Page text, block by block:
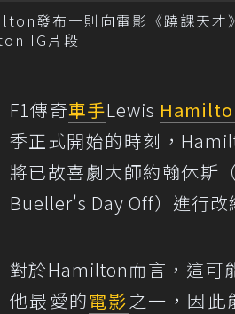
發布一則向電影《蹺課天
IG片段
F1傳奇車手Lewis
季正式開始的時刻，
將已故喜劇大師約翰休斯
Bueller's Day Off）進行改
對於Hamilton而言，這可
他最愛的電影之一，因此